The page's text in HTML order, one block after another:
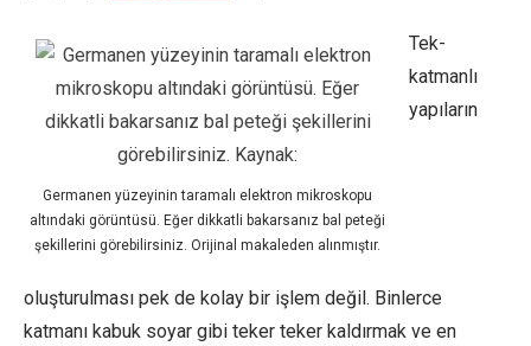
Germanen yüzeyinin taramalı elektron mikroskopu
altındaki görüntüsü. Eğer dikkatli bakarsanız bal peteği
şekillerini görebilirsiniz. Orijinal makaleden alınmıştır.
Tek-
katmanlı
yapıların
oluşturulması pek de kolay bir işlem değil. Binlerce
katmanı kabuk soyar gibi teker teker kaldırmak ve en